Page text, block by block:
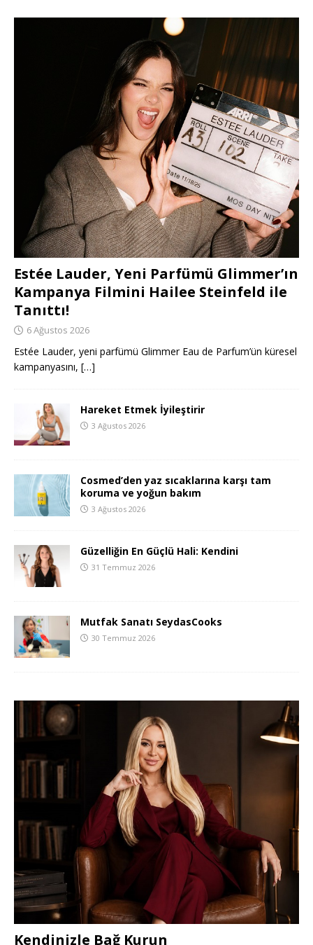
Estée Lauder, Yeni Parfümü Glimmer’ın
Kampanya Filmini Hailee Steinfeld ile
Tanıttı!
6 Ağustos 2026
Estée Lauder, yeni parfümü Glimmer Eau de Parfum’ün küresel
kampanyasını, […]
Hareket Etmek İyileştirir
3 Ağustos 2026
Cosmed’den yaz sıcaklarına karşı tam
koruma ve yoğun bakım
3 Ağustos 2026
Güzelliğin En Güçlü Hali: Kendini
31 Temmuz 2026
Mutfak Sanatı SeydasCooks
30 Temmuz 2026
Kendinizle Bağ Kurun